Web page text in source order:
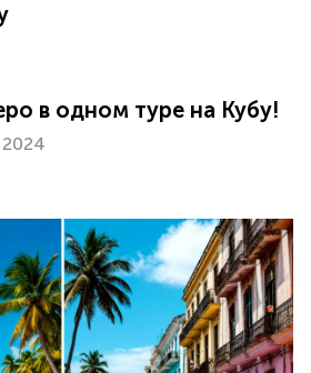
в одном туре на Кубу!
2024